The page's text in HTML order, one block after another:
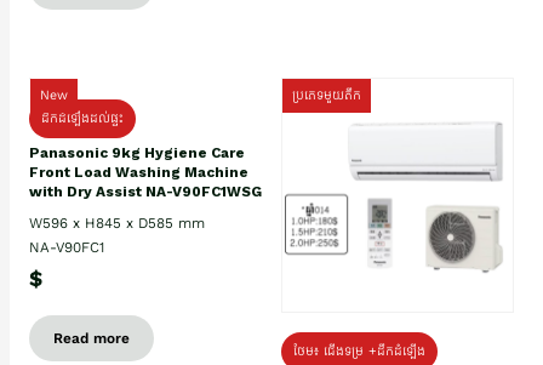
New
ដឹកដំឡើងដល់ផ្ទះ
Panasonic 9kg Hygiene Care
Front Load Washing Machine
with Dry Assist NA-V90FC1WSG
W596 x H845 x D585 mm
NA-V90FC1
$
Read more
ប្រភេទមួយតឹក
ថែម៖ ជើងទម្រ +ដឹកដំឡើង